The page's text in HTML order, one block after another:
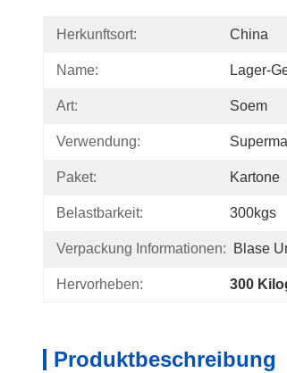
Herkunftsort: China
Name: Lager-
Art: Soem
Verwendung:
Paket: Kartone
Belastbarkeit: 300kgs
Verpackung Informationen: Blase
Hervorheben: 300
Produktbeschreibung